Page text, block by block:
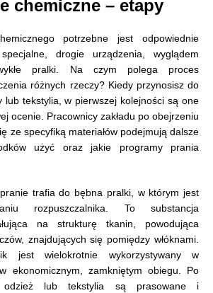
chemiczne – etapy
potrzebne jest odpowiednie
drogie urządzenia, wyglądem
pralki. Na czym polega proces
różnych rzeczy? Kiedy przynosisz do
lub tekstylia, w pierwszej kolejności są one
ocenie. Pracownicy zakładu po obejrzeniu
ze specyfiką materiałów podejmują dalsze
użyć oraz jakie programy prania
trafia do bębna pralki, w którym jest
rozpuszczalnika. To substancja
na strukturę tkanin, powodująca
znajdujących się pomiędzy włóknami.
jest wielokrotnie wykorzystywany w
ekonomicznym, zamkniętym obiegu. Po
lub tekstylia są prasowane i